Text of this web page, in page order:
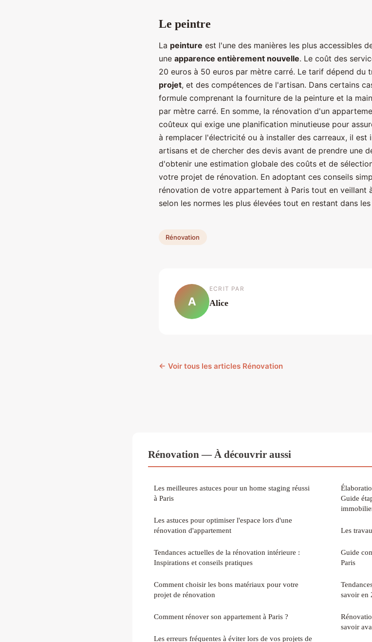
Le peintre
La peinture est l'une des manières les plus accessibles
une apparence entièrement nouvelle. Le coût des
20 euros à 50 euros par mètre carré. Le tarif dépend du
projet, et des compétences de l'artisan. Dans certains
formule comprenant la fourniture de la peinture et la
par mètre carré. En somme, la rénovation d'un
coûteux qui exige une planification minutieuse pour
à remplacer l'électricité ou à installer des carreaux, il
artisans et de chercher des devis avant de prendre une
d'obtenir une estimation globale des coûts et de
votre projet de rénovation. En adoptant ces conseils
rénovation de votre appartement à Paris tout en veillant
selon les normes les plus élevées tout en restant dans
Rénovation
A
ECRIT PAR
Alice
← Voir tous les articles Rénovation
Rénovation — À découvrir aussi
Les meilleures astuces pour un home staging réussi
à Paris
Les astuces pour optimiser l'espace lors d'une
rénovation d'appartement
Tendances actuelles de la rénovation intérieure :
Inspirations et conseils pratiques
Comment choisir les bons matériaux pour votre
projet de rénovation
Comment rénover son appartement à Paris ?
Les erreurs fréquentes à éviter lors de vos projets de
Guide
Les
Guide
Paris
savoir en
savoir